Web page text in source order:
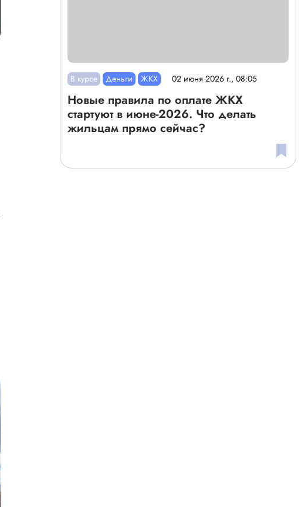
В курсе Деньги ЖКХ 02 июня 2026 г., 08:05
Новые правила по оплате ЖКХ
стартуют в июне-2026. Что делать
жильцам прямо сейчас?